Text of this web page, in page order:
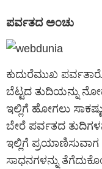
ಪರ್ವತದ ಅಂಚು
ಕುದುರೆಮುಖ
ಬೆಟ್ಟದ ತುದಿಯನ್ನು
ಇಲ್ಲಿಗೆ ಹೋಗಲು
ಬೇರೆ ಪರ್ವತದ
ಇಲ್ಲಿಗೆ ಪ್ರಯಾಣಿಸುವಾಗ
ಸಾಧನಗಳನ್ನು